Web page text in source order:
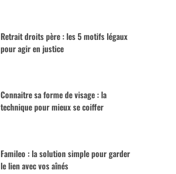
Retrait droits père : les 5 motifs légaux
pour agir en justice
Connaitre sa forme de visage : la
technique pour mieux se coiffer
Famileo : la solution simple pour garder
le lien avec vos aînés